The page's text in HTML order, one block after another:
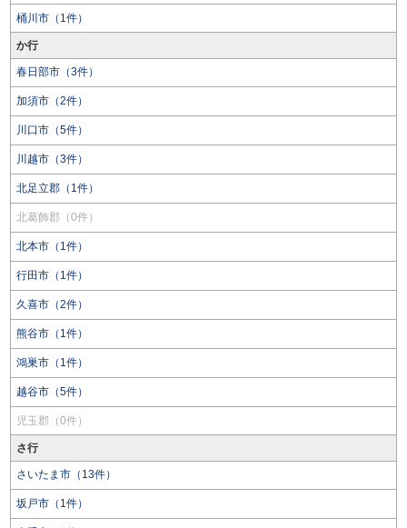
桶川市（1件）
か行
春日部市（3件）
加須市（2件）
川口市（5件）
川越市（3件）
北足立郡（1件）
北葛飾郡（0件）
北本市（1件）
行田市（1件）
久喜市（2件）
熊谷市（1件）
鴻巣市（1件）
越谷市（5件）
児玉郡（0件）
さ行
さいたま市（13件）
坂戸市（1件）